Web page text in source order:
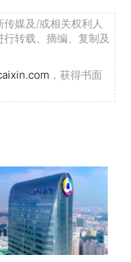
媒及/或相关权利人
转载、摘编、复制及
，获得书面